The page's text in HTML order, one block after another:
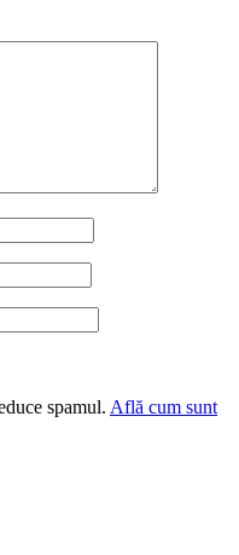
spamul. Află cum sunt